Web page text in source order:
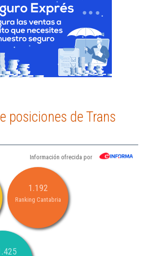
posiciones de Trans
Información ofrecida por
1.192
Ranking Cantabria